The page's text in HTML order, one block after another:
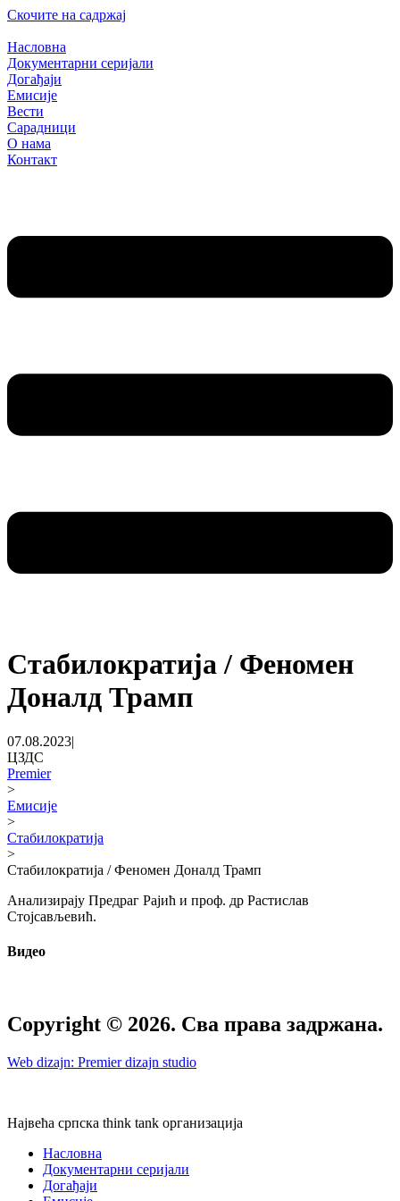
Скочите на садржај
Насловна
Документарни серијали
Догађаји
Емисије
Вести
Сарадници
О нама
Контакт
Стабилократија / Феномен
Доналд Трамп
07.08.2023|
ЦЗДС
Premier
>
Емисије
>
Стабилократија
>
Стабилократија / Феномен Доналд Трамп
Анализирају Предраг Рајић и проф. др Растислав
Стојсављевић.
Видео
Copyright © 2026. Сва права задржана.
Web dizajn: Premier dizajn studio
Највећа српска think tank организација
Насловна
Документарни серијали
Догађаји